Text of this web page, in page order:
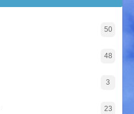
50
48
3
23